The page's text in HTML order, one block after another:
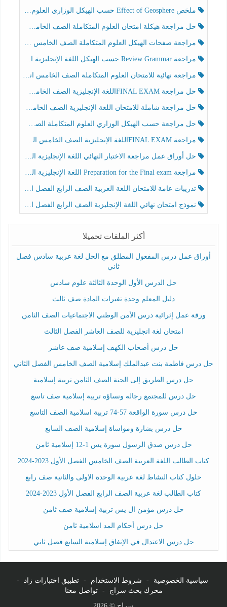
ملخص Effect of Geosphere حسب الهيكل الوزاري العلوم المتكاملة الصف الخامس انسبير الفصل الثالث
حل مراجعة هيكلة امتحان العلوم المتكاملة الصف الخامس عام الفصل الثالث
مراجعة صفحات الهيكل العلوم المتكاملة الصف الخامس انسبير الفصل الثالث
مراجعة Review Grammar حسب الهيكل اللغة الإنجليزية الصف الخامس الفصل الثالث
مراجعة نهائية للامتحان العلوم المتكاملة الصف الخامس انسبير الفصل الثالث
حل مراجعة FINAL EXAMاللغة الإنجليزية الصف الخامس الفصل الثالث
حل مراجعة شاملة للامتحان اللغة الإنجليزية الصف الخامس الفصل الثالث
حل مراجعة حسب الهيكل الوزاري العلوم المتكاملة الصف الخامس عام الفصل الثالث
مراجعة FINAL EXAMاللغة الإنجليزية الصف الخامس الفصل الثالث
حل أوراق عمل مراجعة الاختبار النهائي اللغة الإنجليزية الصف الرابع الفصل الثالث
مراجعة Preparation for the Final exam اللغة الإنجليزية الصف الرابع الفصل الثالث
تدريبات عامة للامتحان اللغة العربية الصف الرابع الفصل الثالث
نموذج امتحان نهائي اللغة الإنجليزية الصف الرابع الفصل الثالث
أكثر الملفات تحميلا
أوراق عمل درس المفعول المطلق مع الحل لغة عربية سادس فصل
ثاني
حل الدرس الأول الوحدة الثالثة علوم سادس
دليل المعلم وحدة تغيرات المادة صف ثالث
ورقة عمل إثرائية درس الأمن الوطني الاجتماعيات الصف الثامن
امتحان لغة انجليزية للصف العاشر الفصل الثالث
حل درس أصحاب الكهف إسلامية صف عاشر
حل درس فاطمة بنت عبدالملك إسلامية الصف الخامس الفصل الثاني
حل درس الطريق إلى الجنة الصف الثامن تربية إسلامية
حل درس للمجتمع رجاله ونساؤه تربية إسلامية صف تاسع
حل درس سورة الواقعة 57-74 تربية اسلامية الصف التاسع
حل درس بشارة ومواساة إسلامية الصف السابع
حل درس صدق الرسول سورة يس 1-12 إسلامية ثامن
كتاب الطالب اللغة العربية الصف الخامس الفصل الأول 2023-2024
حلول كتاب النشاط لغة عربية الوحدة الاولى والثانية صف رابع
كتاب الطالب لغة عربية الصف الرابع الفصل الأول 2023-2024
حل درس مؤمن ال يس تربية إسلامية صف ثامن
حل درس أحكام المد اسلامية ثامن
حل درس الاعتدال في الإنفاق إسلامية السابع فصل ثاني
سياسية الخصوصية - شروط الاستخدام - تطبيق اختبارات زاد
-
محرك بحث سراج
-
تواصل معنا